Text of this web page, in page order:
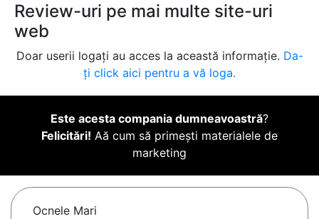
Review-uri pe mai multe site-uri
web
Doar userii logați au acces la această informație. Da-
ți click aici pentru a vă loga.
Este acesta compania dumneavoastră?
Felicitări! Aă cum să primești materialele de
marketing
Ocnele Mari